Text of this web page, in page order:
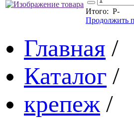
Итого: Р-
Продолжить
Главная /
Каталог /
крепеж /